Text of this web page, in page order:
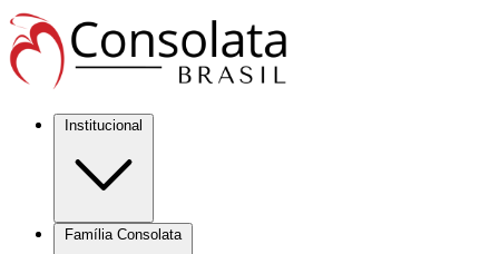
Institucional
Família Consolata